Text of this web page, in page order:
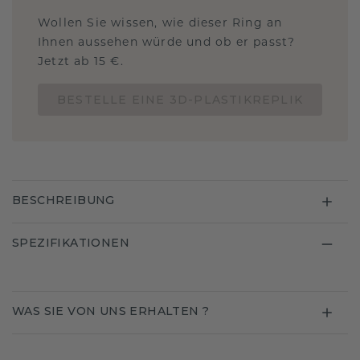
Wollen Sie wissen, wie dieser Ring an
Ihnen aussehen würde und ob er passt?
Jetzt ab 15 €.
BESCHREIBUNG
SPEZIFIKATIONEN
WAS SIE VON UNS ERHALTEN ?